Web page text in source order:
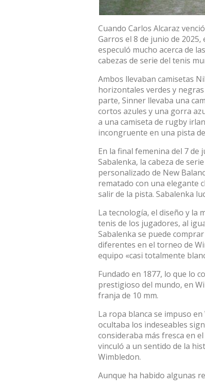
Cuando Carlos Alcaraz
Garros el 8 de junio de
especuló mucho acerca de
cabezas de serie del tenis
Ambos llevaban camisetas
horizontales verdes y
parte, Sinner llevaba una
cortos azules y una gorra
a una camiseta de rugby
incongruente en una pista
En la final femenina del 7 de
Sabalenka, la cabeza de
personalizado de New
rematado con una elegante
salir de la pista. Sabalenka
La tecnología, el diseño y la
tenis de los jugadores, al
Sabalenka se puede
diferentes en el torneo de
equipo «casi totalmente
Fundado en 1877, lo que lo
prestigioso del mundo, en
franja de 10 mm.
La ropa blanca se impuso
ocultaba los indeseables
consideraba más fresca en
vinculó a un sentido de la
Wimbledon.
Aunque ha habido algunas